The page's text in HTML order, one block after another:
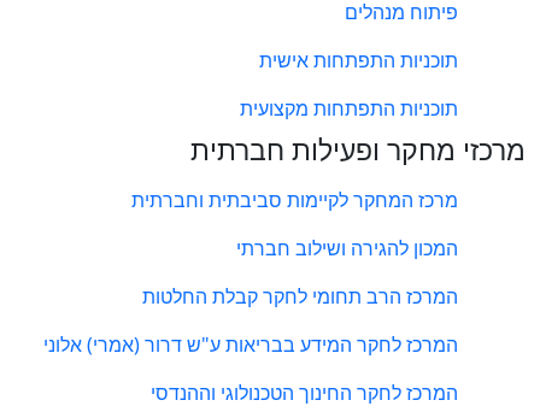
פיתוח מנהלים
תוכניות התפתחות אישית
תוכניות התפתחות מקצועית
מרכזי מחקר ופעילות חברתית
מרכז המחקר לקיימות סביבתית וחברתית
המכון להגירה ושילוב חברתי
המרכז הרב תחומי לחקר קבלת החלטות
המרכז לחקר המידע בבריאות ע"ש דרור (אמרי) אלוני
המרכז לחקר החינוך הטכנולוגי וההנדסי